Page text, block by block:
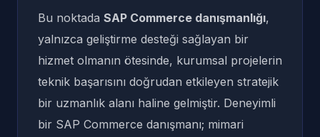
Bu noktada SAP Commerce danışmanlığı,
yalnızca geliştirme desteği sağlayan bir
hizmet olmanın ötesinde, kurumsal projelerin
teknik başarısını doğrudan etkileyen stratejik
bir uzmanlık alanı haline gelmiştir. Deneyimli
bir SAP Commerce danışmanı; mimari